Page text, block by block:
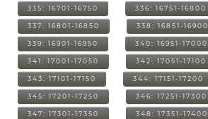
335: 16701-16750 336: 16751-16800
337: 16801-16850 338: 16851-16900
339: 16901-16950 340: 16951-17000
341: 17001-17050 342: 17051-17100
343: 17101-17150 344: 17151-17200
345: 17201-17250 346: 17251-17300
347: 17301-17350 348: 17351-17400